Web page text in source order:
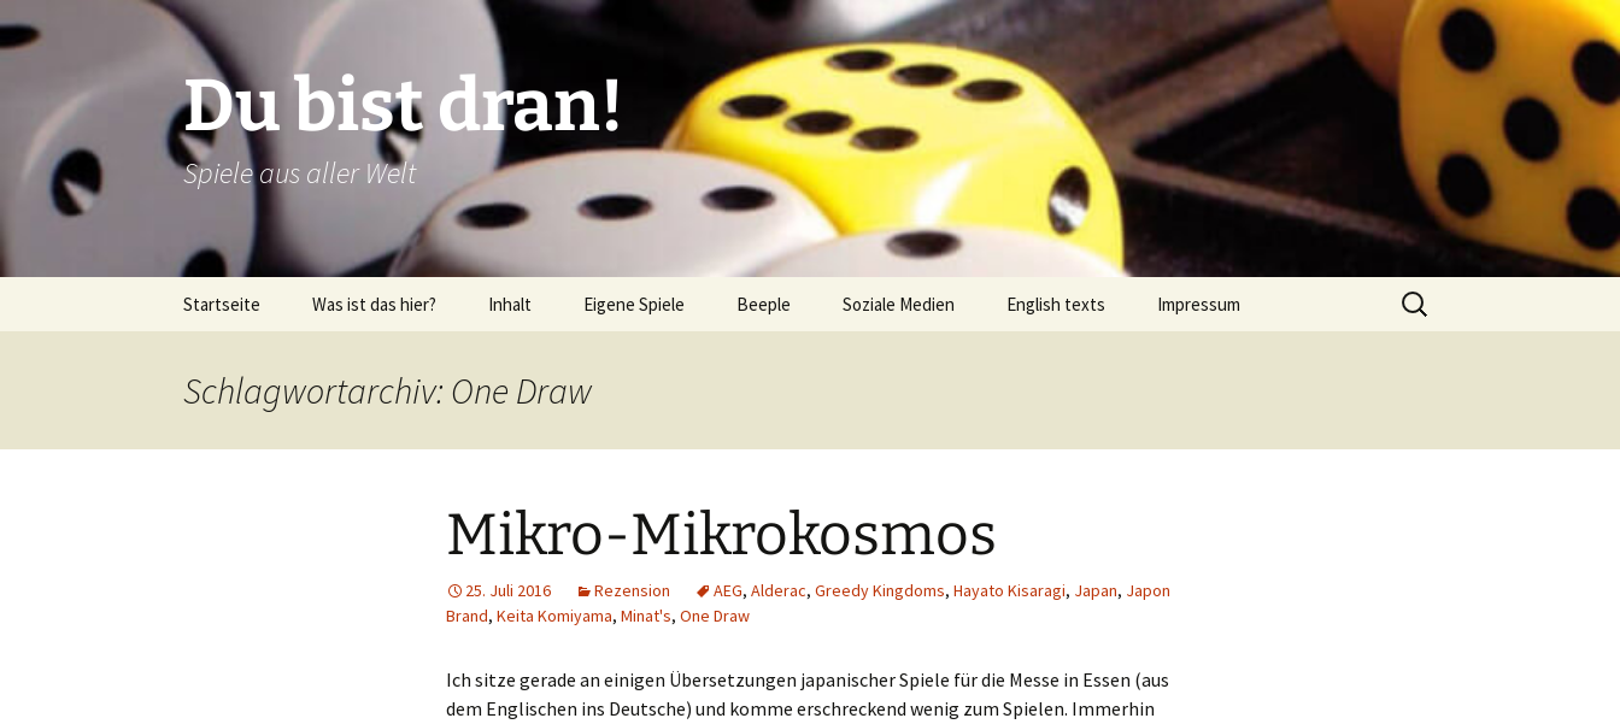
Inhalt
Du bist dran!
Spiele aus aller Welt
Startseite Was ist das hier? Inhalt
Verlagsliste Brasilien
Verlagsliste Costa Rica
Verlagsliste Ecuador
Eigene Spiele
Pari
Topfrosch
Tricky Bid
Beeple Soziale Medien English texts
Textos em Português
Impressum
Suchen
nach:
Schlagwortarchiv: One Draw
Mikro-Mikrokosmos
25. Juli 2016 Rezension AEG, Alderac, Greedy Kingdoms, Hayato Kisaragi, Japan, Japon
Brand, Keita Komiyama, Minat's, One Draw
Ich sitze gerade an einigen Übersetzungen japanischer Spiele für die Messe in Essen (aus
dem Englischen ins Deutsche) und komme erschreckend wenig zum Spielen. Immerhin